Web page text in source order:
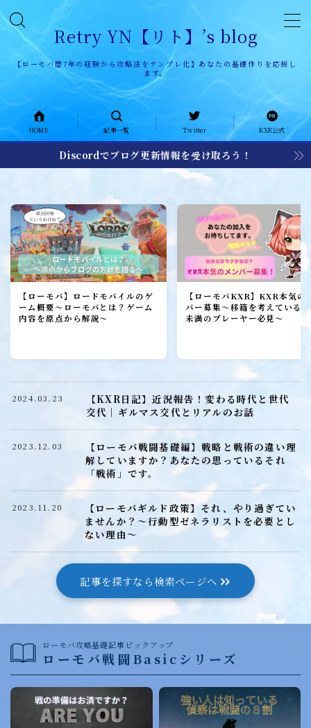
Retry YN【リト】’s blog
【ローモバ歴7年の経験から攻略法をテンプレ化】あなたの基礎作りを応援し
ます。
記事一覧
KXR history
KXR日記
メンバー募集
加入者レポート
ローモバ攻略
建設
研究
ローモバ戦闘編
戦闘基礎編
戦闘防衛編
戦闘攻撃編
戦闘応用編
戦闘小ネタ編
ギルド運営
ギルド政策
HOME 記事一覧 Twitter KXR公式
Discordでブログ更新情報を受け取ろう！
【ローモバ】ロードモバイルのゲ
ーム概要～ローモバとは？ゲーム
内容を原点から解説～
【ローモバKXR】KXR本気の
バー募集～移籍を考えている
未満のプレーヤー必見～
【KXR日記】近況報告！変わる時代と世代
交代｜ギルマス交代とリアルのお話
2024.03.23
【ローモバ戦闘基礎編】戦略と戦術の違い理
解していますか？あなたの思っているそれ
「戦術」です。
2023.12.03
【ローモバギルド政策】それ、やり過ぎてい
ませんか？～行動型ゼネラリストを必要とし
ない理由～
2023.11.20
記事を探すなら検索ページへ
ローモバ攻略基礎記事ピックアップ
ローモバ戦闘Basicシリーズ